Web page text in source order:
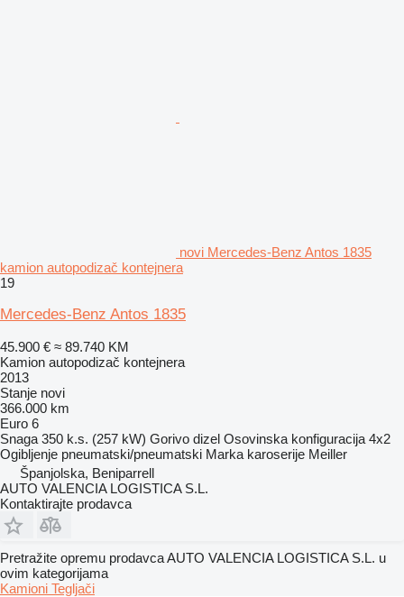
novi Mercedes-Benz Antos 1835
kamion autopodizač kontejnera
19
Mercedes-Benz Antos 1835
45.900 € ≈ 89.740 KM
Kamion autopodizač kontejnera
2013
Stanje novi
366.000 km
Euro 6
Snaga 350 k.s. (257 kW) Gorivo dizel Osovinska konfiguracija 4x2
Ogibljenje pneumatski/pneumatski Marka karoserije Meiller
Španjolska, Beniparrell
AUTO VALENCIA LOGISTICA S.L.
Kontaktirajte prodavca
Pretražite opremu prodavca AUTO VALENCIA LOGISTICA S.L. u
ovim kategorijama
Kamioni Tegljači